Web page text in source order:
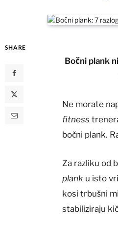
SHARE
Bočni plank
Ne morate
fitness
bočni plank.
Za razliku od
plank u isto
kosi trbušni
stabiliziraju